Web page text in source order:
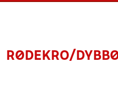
RØDEKRO/